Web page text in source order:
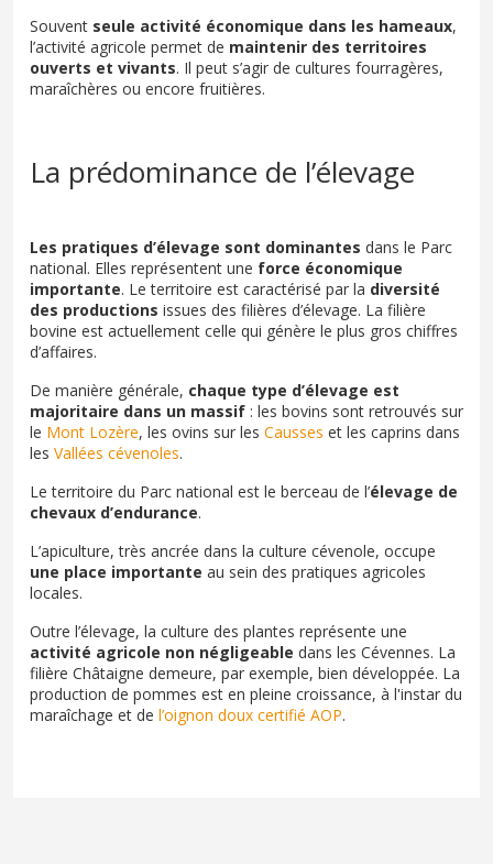
Souvent seule activité économique dans les hameaux,
l’activité agricole permet de maintenir des territoires
ouverts et vivants. Il peut s’agir de cultures fourragères,
maraîchères ou encore fruitières.
La prédominance de l’élevage
Les pratiques d’élevage sont dominantes dans le Parc
national. Elles représentent une force économique
importante. Le territoire est caractérisé par la diversité
des productions issues des filières d’élevage. La filière
bovine est actuellement celle qui génère le plus gros chiffres
d’affaires.
De manière générale, chaque type d’élevage est
majoritaire dans un massif : les bovins sont retrouvés sur
le Mont Lozère, les ovins sur les Causses et les caprins dans
les Vallées cévenoles.
Le territoire du Parc national est le berceau de l’élevage de
chevaux d’endurance.
L’apiculture, très ancrée dans la culture cévenole, occupe
une place importante au sein des pratiques agricoles
locales.
Outre l’élevage, la culture des plantes représente une
activité agricole non négligeable dans les Cévennes. La
filière Châtaigne demeure, par exemple, bien développée. La
production de pommes est en pleine croissance, à l'instar du
maraîchage et de l’oignon doux certifié AOP.